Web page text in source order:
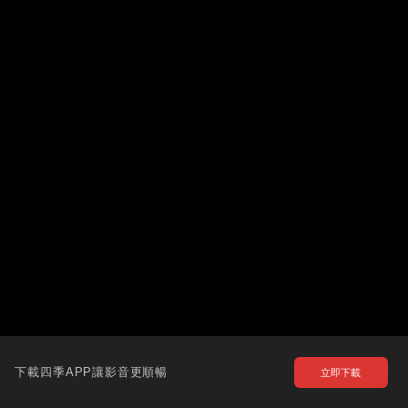
下載四季APP讓影音更順暢 立即下載